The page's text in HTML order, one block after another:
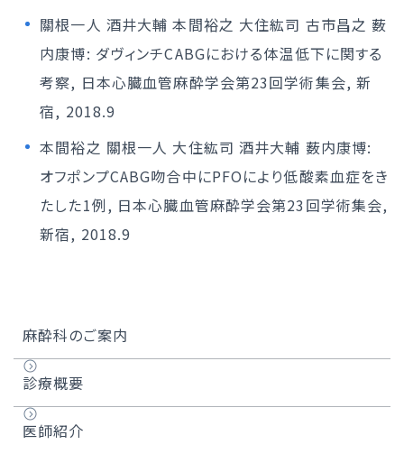
關根一人 酒井大輔 本間裕之 大住紘司 古市昌之 薮
内康博: ダヴィンチCABGにおける体温低下に関する
考察, 日本心臓血管麻酔学会第23回学術集会, 新
宿, 2018.9
本間裕之 關根一人 大住紘司 酒井大輔 薮内康博:
オフポンプCABG吻合中にPFOにより低酸素血症をき
たした1例, 日本心臓血管麻酔学会第23回学術集会,
新宿, 2018.9
麻酔科のご案内
診療概要
医師紹介